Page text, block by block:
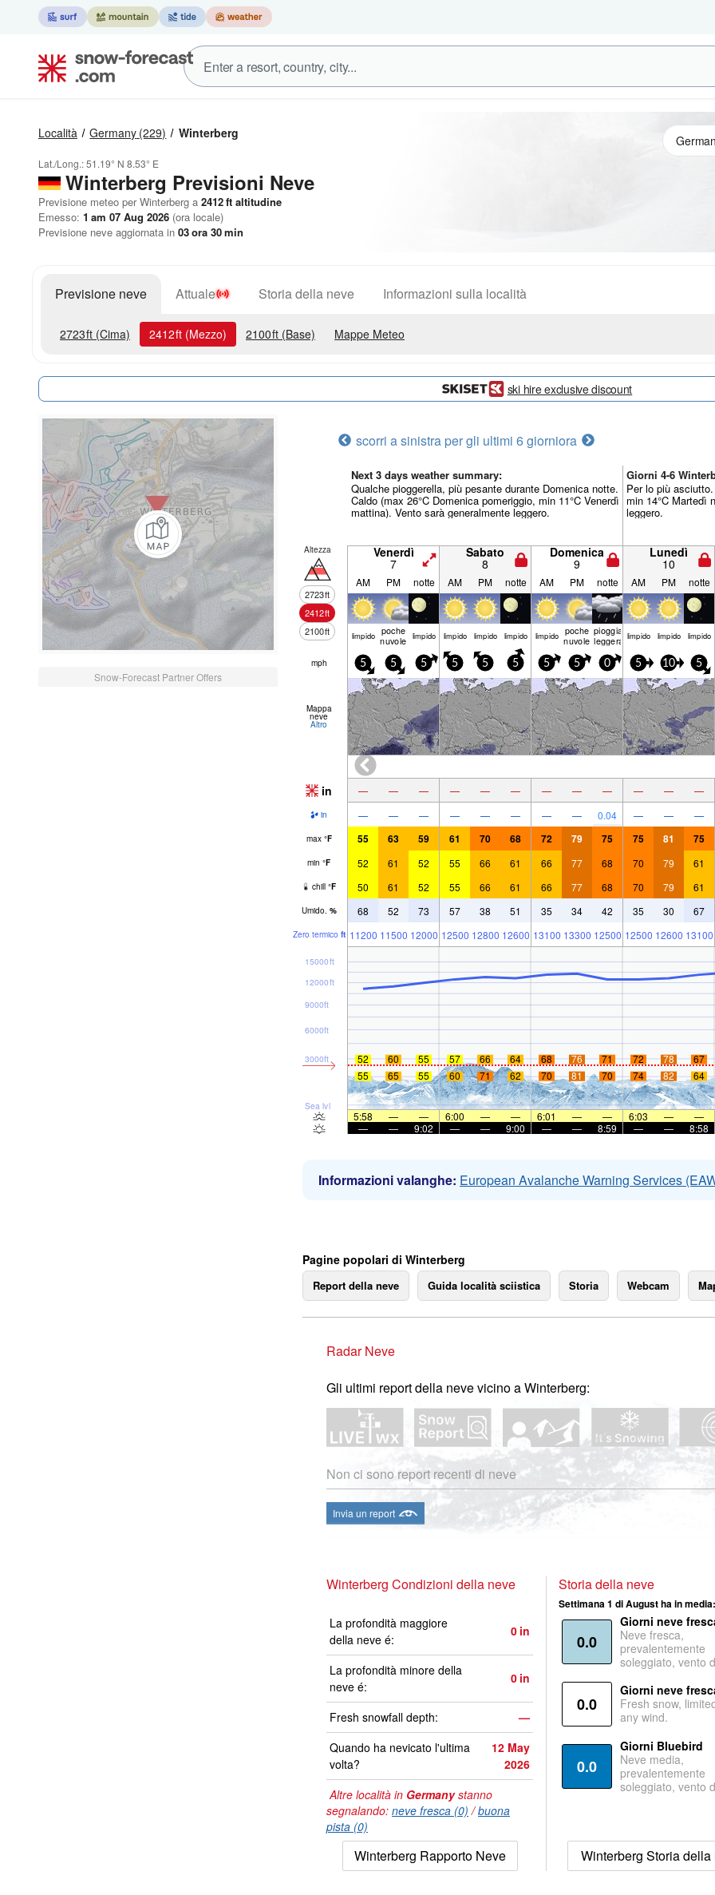
Località Germany (229) Winterberg
Lat./Long.:51.19° N 8.53° E
Winterberg Previsioni Neve
Previsione meteo per Winterberg a 2412ft altitudine
Emesso: 1 am 07 Aug 2026 (ora locale)
Previsione neve aggiornata in 03ora 30min
Previsione neve Attuale Storia della neve Informazioni sulla località
2723ft (Cima) 2412ft (Mezzo) 2100ft (Base) Mappe Meteo
ski hire exclusive discount
Snow-Forecast Partner Offers
scorri a sinistra per gli ultimi 6 giorniora
Next 3 days weather summary:
Qualche pioggerella, più pesante durante Domenica notte.
Caldo (max 26°C Domenica pomeriggio, min 11°C Venerdì
mattina). Vento sarà generalmente leggero.
Giorni 4-6
Per lo più
min 14°C Martedì
leggero.
Altezza
2723ft
2412ft
2100ft
Venerdì
7
Sabato
8
Domenica
9
Lunedì
10
AM PM notte AM PM notte AM PM notte AM PM notte
limp­ido poche
nuvole limp­ido limp­ido limp­ido limp­ido limp­ido poche
nuvole
pioggia
leggera limp­ido limp­ido limp­ido
mph 5 5 5 5 5 5 5 5 0 5 10 5
Mappa
neve
Altro
in — — — — — — — — — — — —
in — — — — — — — — 0.04 — — —
max °F 55 63 59 61 70 68 72 79 75 75 81 75
min °F 52 61 52 55 66 61 66 77 68 70 79 61
chill °F 50 61 52 55 66 61 66 77 68 70 79 61
Umido. % 68 52 73 57 38 51 35 34 42 35 30 67
Zero termico ft 11200 11500 12000 12500 12800 12600 13100 13300 12500 12500 12600 13100
Sea lvl
3000ft
6000ft
9000ft
12000ft
15000ft
52 60 55 57 66 64 68 76 71 72 78 67
55
65 55 60 71 62 70 81 70 74 82 64
5:58 — — 6:00 — — 6:01 — — 6:03 — —
—
— 9:02 — — 9:00 — — 8:59 — — 8:58
Informazioni valanghe: European Avalanche Warning Services
Pagine popolari di Winterberg
Report della neve Guida località sciistica Storia Webcam
Radar Neve
Gli ultimi report della neve vicino a Winterberg:
Non ci sono report recenti di neve
Invia un report
Winterberg Condizioni della neve
La profondità maggiore
della neve é:
0 in
La profondità minore della
neve é:
0 in
Fresh snowfall depth:
—
Quando ha nevicato l'ultima
volta?
12 May
2026
Altre località in Germanystanno
segnalando: neve fresca (0) /buona
pista (0)
Winterberg Rapporto Neve
Storia della neve
Settimana 1 di August ha in media:
0.0
Giorni neve
Neve fresca,
prevalentemente
soleggiato, vento
0.0
Giorni neve
Fresh snow,
any wind.
0.0
Giorni Bluebird
Neve media,
prevalentemente
soleggiato, vento
Winterberg Storia della